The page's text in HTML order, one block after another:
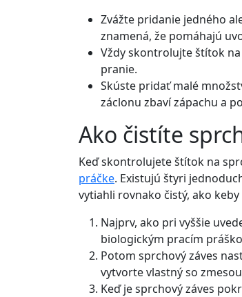
Zvážte pridanie jedného
znamená, že pomáhajú
Vždy skontrolujte štítok
pranie.
Skúste pridať malé
záclonu zbaví zápachu a
Ako čistíte
Keď skontrolujete štítok na
práčke. Existujú štyri
vytiahli rovnako čistý, ako
Najprv, ako pri vyššie
biologickým pracím
Potom sprchový záves
vytvorte vlastný so
Keď je sprchový záves